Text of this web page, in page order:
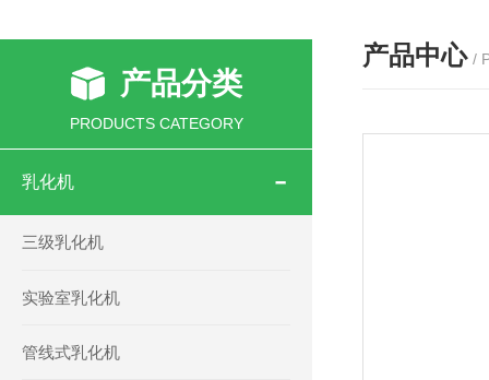
产品分类
PRODUCTS CATEGORY
乳化机
三级乳化机
实验室乳化机
管线式乳化机
产品中心 /